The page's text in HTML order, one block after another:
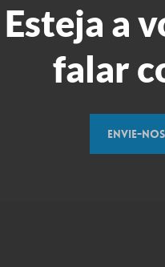
Esteja a
falar
Envie-